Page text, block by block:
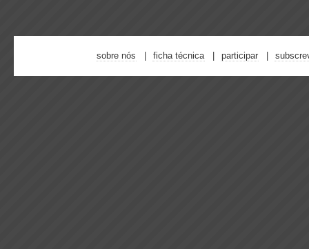
sobre nós ficha técnica participar